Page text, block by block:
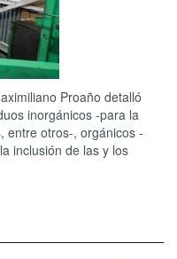
Proaño detalló
inorgánicos -para la
entre otros-, orgánicos -
inclusión de las y los